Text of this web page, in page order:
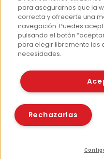
Corpus
©
Políticas
para asegurarnos que la
correcta y ofrecerte una
navegación. Puedes
pulsando el botón
para elegir libremente las
necesidades.
Rechazarlas